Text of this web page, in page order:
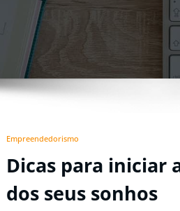
Empreendedorismo
Dicas para iniciar
dos seus sonhos